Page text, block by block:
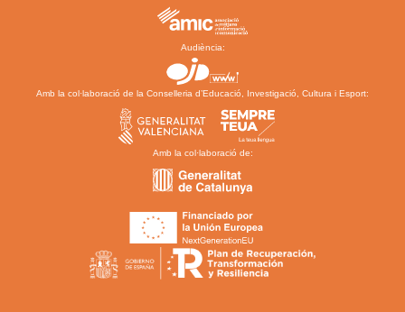
Audiència:
Amb la col·laboració de la Conselleria d’Educació, Investigació, Cultura i Esport:
Amb la col·laboració de: